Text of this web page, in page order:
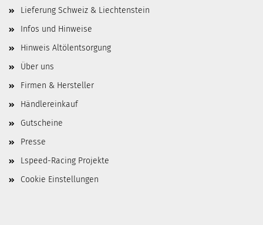
Lieferung Schweiz & Liechtenstein
Infos und Hinweise
Hinweis Altölentsorgung
Über uns
Firmen & Hersteller
Händlereinkauf
Gutscheine
Presse
Lspeed-Racing Projekte
Cookie Einstellungen